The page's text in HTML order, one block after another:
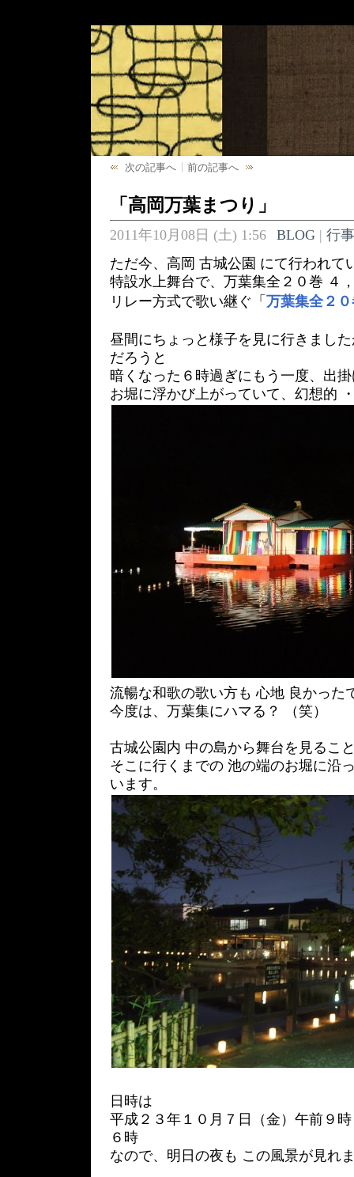
次の記事へ 前の記事へ
「高岡万葉まつり」
2011年10月08日 (土) 1:56 BLOG| 行
ただ今、高岡 古城公園 にて行われて
特設水上舞台で、万葉集全２０巻 ４
リレー方式で歌い継ぐ「 万葉集全２
昼間にちょっと様子を見に行きまし
だろうと
暗くなった６時過ぎにもう一度、出
お堀に浮かび上がっていて、幻想的
流暢な和歌の歌い方も 心地 良かった
今度は、万葉集にハマる？ （笑）
古城公園内 中の島から舞台を見るこ
そこに行くまでの 池の端のお堀に沿
います。
日時は
平成２３年１０月７日（金）午前９
６時
なので、明日の夜も この風景が見れ